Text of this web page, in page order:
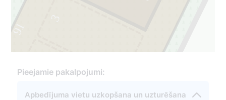
91
3
Pieejamie pakalpojumi:
Apbedījuma vietu uzkopšana un uzturēšana